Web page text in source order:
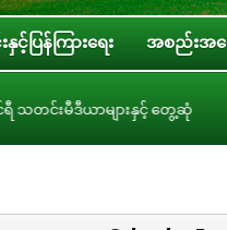
ပြန်ကြားရေး အစည်းအဝ
ားနှင့် တွေ့ဆုံ ပြည်သူ့လွှတ်တေ